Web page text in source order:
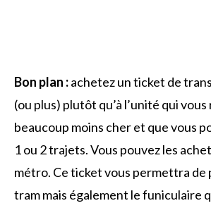
Bon plan :achetez un ticket de
(ou plus) plutôt qu’à l’unité qui
beaucoup moins cher et que vous
1 ou 2 trajets. Vous pouvez les
métro. Ce ticket vous permettra de
tram mais également le funiculaire